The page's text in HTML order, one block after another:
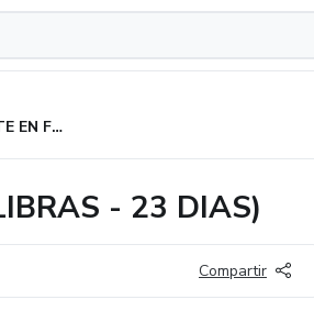
DESAFIO PONTE EN FORMA 20-23 (20 LIBRAS - 23 DIAS)
- 23 DIAS)
Compartir